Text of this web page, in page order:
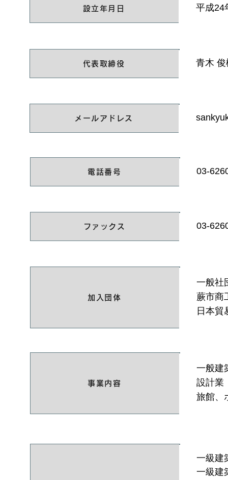
設立年月日 平成24
代表取締役 青木 俊
メールアドレス
電話番号 03-
ファックス 03-
加入団体
一般社
蕨市商
日本貿
事業内容
一般建
設計業
旅館、
一級
一